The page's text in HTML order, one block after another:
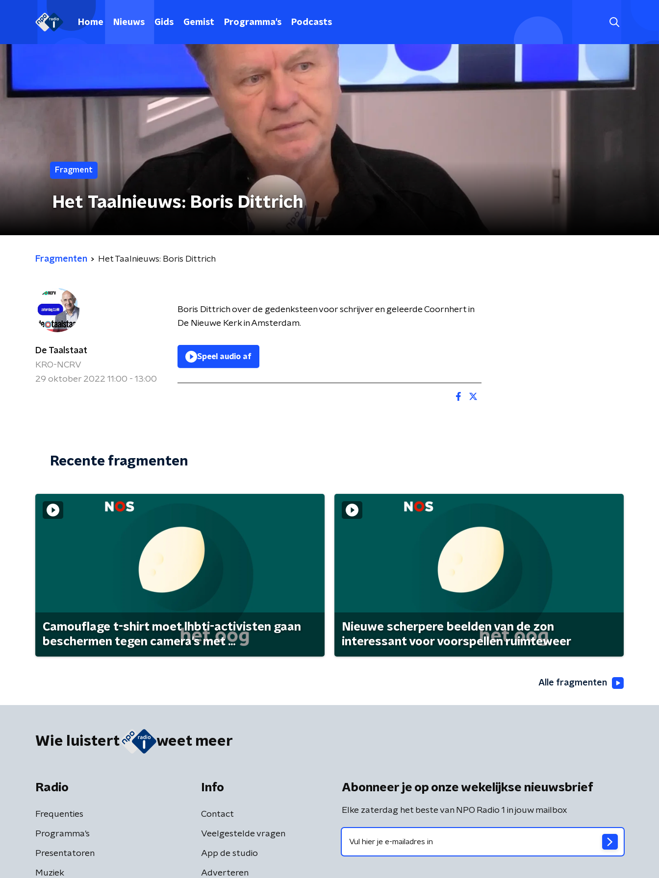
Home Nieuws Gids Gemist Programma's Podcasts
Fragment
Het Taalnieuws: Boris Dittrich
Fragmenten Het Taalnieuws: Boris Dittrich
De Taalstaat
KRO-NCRV
29 oktober 2022 11:00 - 13:00
Boris Dittrich over de gedenksteen voor schrijver en geleerde Coornhert in
De Nieuwe Kerk in Amsterdam.
Speel audio af
Recente fragmenten
Camouflage t-shirt moet lhbti-activisten gaan
beschermen tegen camera's met ...
Nieuwe scherpere beelden van de zon
interessant voor voorspellen ruimteweer
Alle fragmenten
Wie luistert weet meer
Radio
Frequenties
Programma's
Presentatoren
Muziek
Info
Contact
Veelgestelde vragen
App de studio
Adverteren
Abonneer je op onze wekelijkse nieuwsbrief
Elke zaterdag het beste van NPO Radio 1 in jouw mailbox